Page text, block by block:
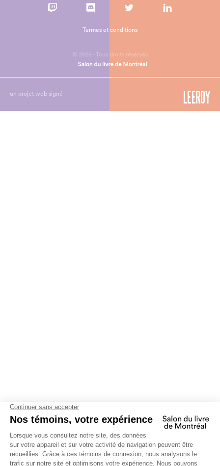
© 2026 - Tous droits réservés
Termes et conditions
un projet web signé